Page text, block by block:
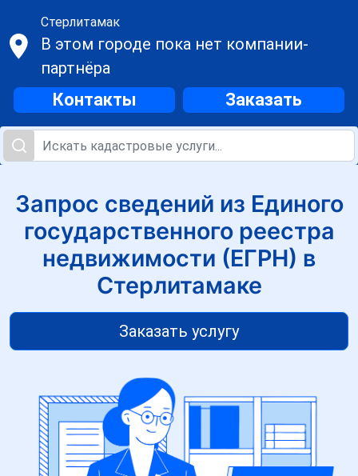
Стерлитамак
В этом городе пока нет компании-
партнёра
Контакты Заказать
Запрос сведений из Единого
государственного реестра
недвижимости (ЕГРН) в
Стерлитамаке
Заказать услугу